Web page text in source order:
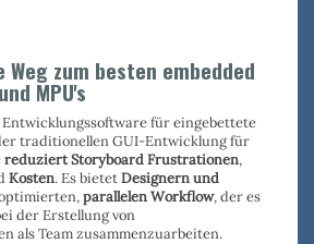
zum besten embedded
MPU's
für eingebettete
traditionellen GUI-Entwicklung für
reduziert Storyboard Frustrationen,
Kosten. Es bietetDesignern und
parallelen Workflow, der es
der Erstellung von
als Team zusammenzuarbeiten.